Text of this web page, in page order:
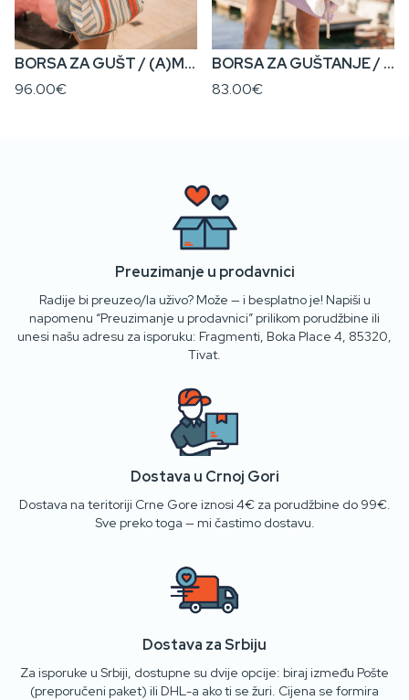
BORSA ZA GUŠT / (A)MORE • Set Torba + Neseser
96.00€
BORSA ZA GUŠTANJE / (A)MORE & MORE • Torba za Plažu od Frotira
83.00€
Preuzimanje u prodavnici
Radije bi preuzeo/la uživo? Može — i besplatno je! Napiši u
napomenu “Preuzimanje u prodavnici” prilikom porudžbine ili
unesi našu adresu za isporuku: Fragmenti, Boka Place 4, 85320,
Tivat.
Dostava u Crnoj Gori
Dostava na teritoriji Crne Gore iznosi 4€ za porudžbine do 99€.
Sve preko toga — mi častimo dostavu.
Dostava za Srbiju
Za isporuke u Srbiji, dostupne su dvije opcije: biraj između Pošte
(preporučeni paket) ili DHL-a ako ti se žuri. Cijena se formira